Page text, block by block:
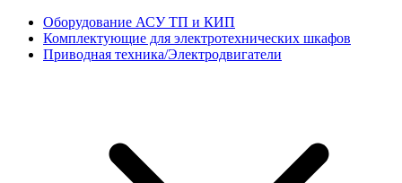
Оборудование АСУ ТП и КИП
Комплектующие для электротехнических шкафов
Приводная техника/Электродвигатели